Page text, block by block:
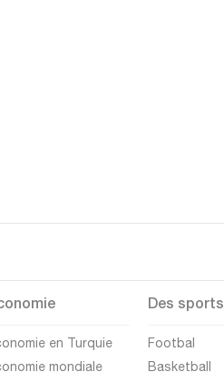
en Turquie
mondiale
Des sports
Footbal
Basketball